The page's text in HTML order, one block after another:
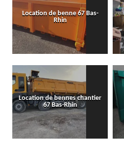
Location de benne 67 Bas-
Rhin
Location de bennes chantier
67 Bas-Rhin